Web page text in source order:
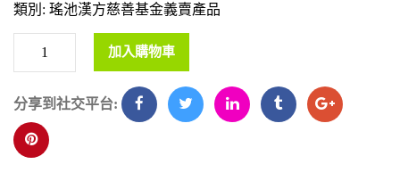
類別: 瑤池漢方慈善基金義賣產品
加入購物車
分享到社交平台: